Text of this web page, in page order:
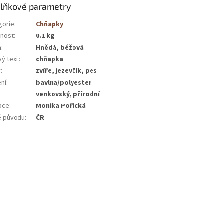
parametry
:
Chňapky
:
0.1 kg
:
Hnědá, béžová
texil:
chňapka
:
zvíře, jezevčík, pes
:
bavlna/polyester
venkovský, přírodní
:
Monika Pořická
původu: ČR